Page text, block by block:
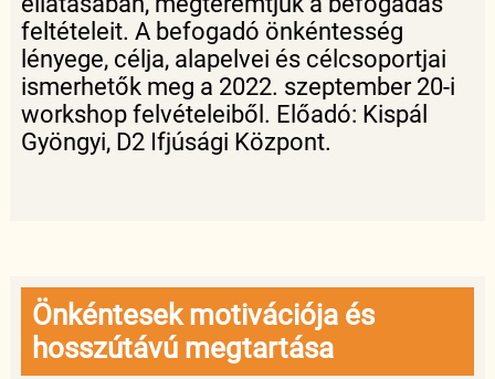
feltételeit. A befogadó önkéntesség
lényege, célja, alapelvei és célcsoportjai
ismerhetők meg a 2022. szeptember 20-i
workshop felvételeiből. Előadó: Kispál
Gyöngyi, D2 Ifjúsági Központ.
Önkéntesek motivációja és
hosszútávú megtartása